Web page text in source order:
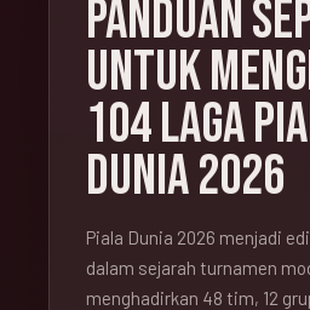
PANDUAN
UNTUK
104 LAGA
DUNIA 2026
Piala Dunia 2026 menjadi
dalam sejarah turnamen
menghadirkan 48 tim, 12